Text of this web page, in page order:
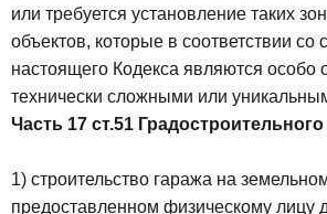
или требуется установление таких
объектов, которые в соответствии со
настоящего Кодекса являются особо
технически сложными или
Часть 17 ст.51
1) строительство гаража на
предоставленном физическому лицу